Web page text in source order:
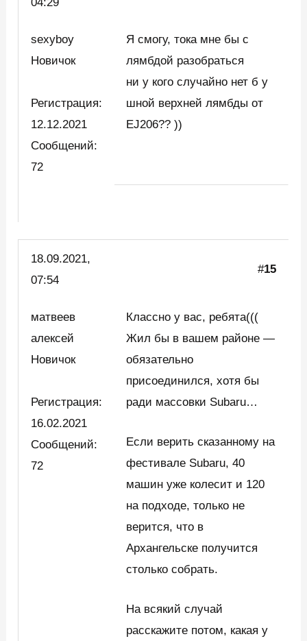
sexyboy
Новичок
Регистрация:
12.12.2021
Сообщений:
72
Я смогу, тока мне бы с
лямбдой разобраться
ни у кого случайно нет б у
шной верхней лямбды от
EJ206?? ))
18.09.2021,
07:54
#15
матвеев
алексей
Новичок
Регистрация:
16.02.2021
Сообщений:
72
Классно у вас, ребята(((
Жил бы в вашем районе —
обязательно
присоединился, хотя бы
ради массовки Subaru…
Если верить сказанному на
фестивале Subaru, 40
машин уже колесит и 120
на подходе, только не
верится, что в
Архангельске получится
столько собрать.
На всякий случай
расскажите потом, какая у